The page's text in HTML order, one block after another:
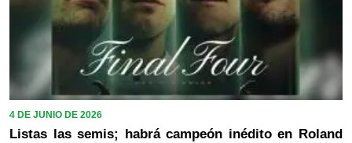
4 DE JUNIO DE 2026
Listas las semis; habrá campeón inédito en Roland